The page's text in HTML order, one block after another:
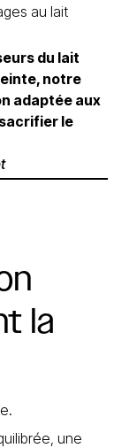
au lait
du lait
notre
adaptée aux
le
la
une